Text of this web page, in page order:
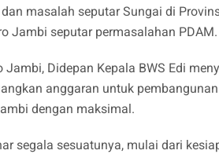
masalah seputar Sungai di
Jambi seputar permasalahan PDAM.
Didepan Kepala BWS Edi
anggaran untuk
dengan maksimal.
segala sesuatunya, mulai dari